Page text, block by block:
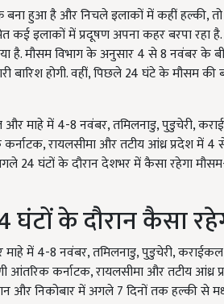
हुआ है और निचले इलाकों में कहीं हल्की, तो
कई इलाकों में प्रदूषण अपना कहर बरपा रहा
है. मौसम विभाग के अनुसार 4 से 8 नवंबर के बीच
बारिश होगी. वहीं, पिछले 24 घंटे के मौसम
माहे में 4-8 नवंबर, तमिलनाडु, पुडुचेरी,
रायलसीमा और तटीय आंध्र प्रदेश में
24 घंटों के दौरान देशभर में कैसा रहेगा
के दौरान कैसा
में 4-8 नवंबर, तमिलनाडु, पुडुचेरी, कराईकल
आंतरिक कर्नाटक, रायलसीमा और तटीय आंध्र
और निकोबार में अगले 7 दिनों तक हल्की से